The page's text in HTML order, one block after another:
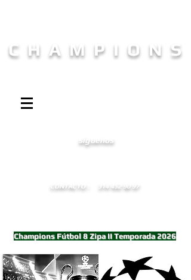
C H A M P I O N S
síguenos
CONTACTO : 314 452 90 97
Champions Fútbol 8 Zipa II Temporada 2026